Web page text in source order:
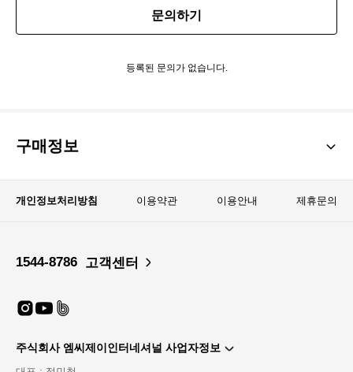
문의하기
등록된 문의가 없습니다.
구매정보
개인정보처리방침 이용약관 이용안내 제휴문의
1544-8786 고객센터
주식회사 엠씨제이인터네셔널 사업자정보